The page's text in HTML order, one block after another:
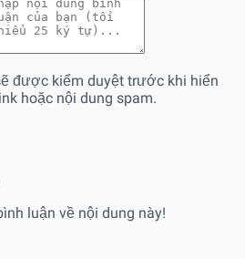
được kiểm duyệt trước khi hiển
hoặc nội dung spam.
luận về nội dung này!